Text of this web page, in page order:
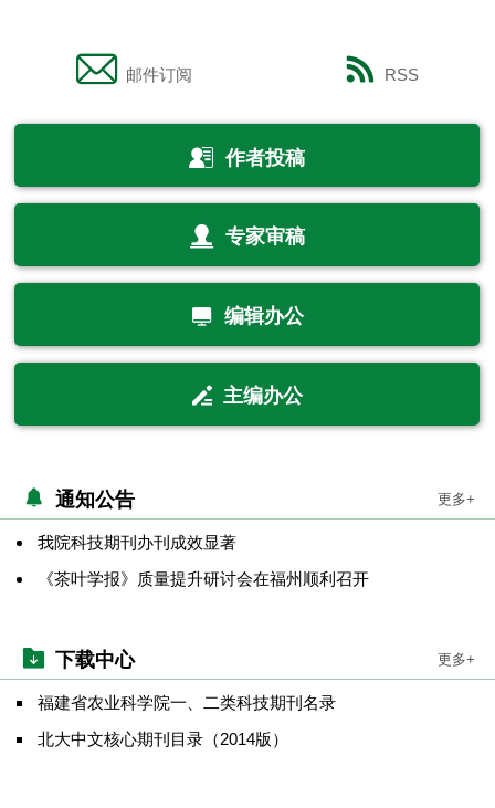
邮件订阅 RSS
作者投稿
专家审稿
编辑办公
主编办公
通知公告 更多+
我院科技期刊办刊成效显著
《茶叶学报》质量提升研讨会在福州顺利召开
下载中心 更多+
福建省农业科学院一、二类科技期刊名录
北大中文核心期刊目录（2014版）